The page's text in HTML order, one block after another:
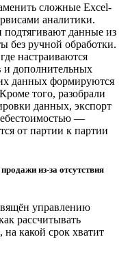
сложные Excel-
аналитики.
подтягивают данные из
без ручной обработки.
настраиваются
и дополнительных
данных формируются
того, разобрали
данных, экспорт
—
от партии к партии
из-за отсутствия
управлению
рассчитывать
на какой срок хватит